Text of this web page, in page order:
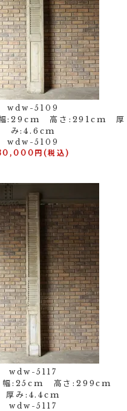
wdw-5109
:29cm 高さ:291cm 厚
み:4.6cm
wdw-5109
円(税込)
wdw-5117
幅:25cm 高さ:299cm
厚み:4.4cm
wdw-5117